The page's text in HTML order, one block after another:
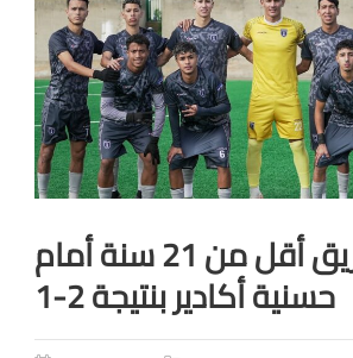
انهزام فريق أقل من 21 سنة أمام
حسنية أكادير بنتيجة 2-1